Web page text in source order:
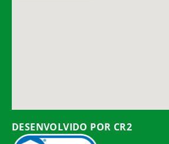
DESENVOLVIDO POR CR2